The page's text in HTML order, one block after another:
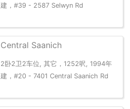
建，#39 - 2587 Selwyn Rd
Central Saanich
2卧2卫2车位, 其它，1252呎, 1994年
建，#20 - 7401 Central Saanich Rd